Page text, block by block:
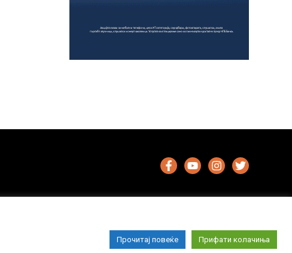
Маркетинг Контакт Услови за користење
Прочитај повеќе Прифати колачиња